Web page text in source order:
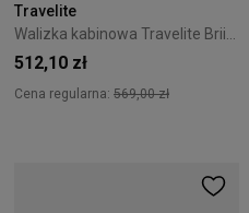
Travelite
512,10 zł
Cena regularna: 569,00 zł